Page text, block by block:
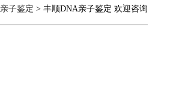
亲子鉴定 > 丰顺DNA亲子鉴定 欢迎咨询